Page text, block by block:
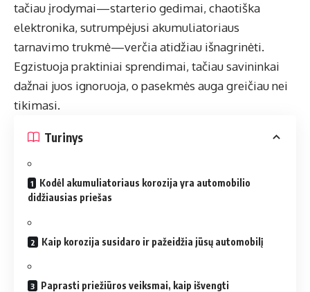
tačiau įrodymai—starterio gedimai, chaotiška
elektronika, sutrumpėjusi akumuliatoriaus
tarnavimo trukmė—verčia atidžiau išnagrinėti.
Egzistuoja praktiniai sprendimai, tačiau savininkai
dažnai juos ignoruoja, o pasekmės auga greičiau nei
tikimasi.
Turinys
Kodėl akumuliatoriaus korozija yra automobilio
didžiausias priešas
Kaip korozija susidaro ir pažeidžia jūsų automobilį
Paprasti priežiūros veiksmai, kaip išvengti